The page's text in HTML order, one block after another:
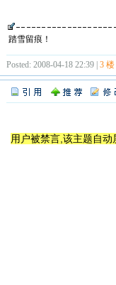
踏雪留痕！
Posted: 2008-04-18 22:39 |3 楼
用户被禁言,该主题自动